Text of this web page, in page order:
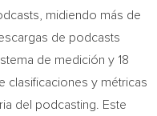
midiendo más de
de podcasts
de medición y 18
clasificaciones y métricas
del podcasting. Este